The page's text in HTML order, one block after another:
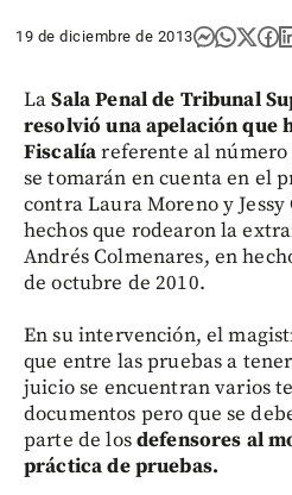
19 de diciembre de 2013
LaSala Penal de Tribunal
resolvió una apelación que
Fiscalíareferente al número
se tomarán en cuenta en el
contra Laura Moreno y
hechos que rodearon la
Andrés Colmenares, en
de octubre de 2010.
En su intervención, el
que entre las pruebas a
juicio se encuentran varios
documentos pero que se
parte de losdefensores al
práctica de pruebas.